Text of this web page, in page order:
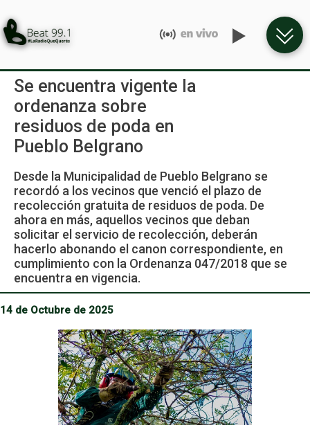
Se encuentra vigente la
ordenanza sobre
residuos de poda en
Pueblo Belgrano
Desde la Municipalidad de Pueblo Belgrano se
recordó a los vecinos que venció el plazo de
recolección gratuita de residuos de poda. De
ahora en más, aquellos vecinos que deban
solicitar el servicio de recolección, deberán
hacerlo abonando el canon correspondiente, en
cumplimiento con la Ordenanza 047/2018 que se
encuentra en vigencia.
14 de Octubre de 2025